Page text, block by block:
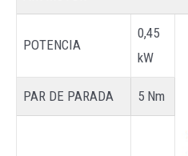
POTENCIA
0,45
kW
PAR DE PARADA 5 Nm